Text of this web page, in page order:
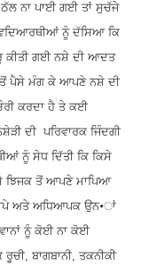
ਨਾ ਪਾਈ ਗਈ ਤਾਂ ਸੁਚੱਜੇ
ਨੂੰ ਦੱਸਿਆ ਕਿ
ਕੀਤੀ ਗਈ ਨਸ਼ੇ ਦੀ ਆਦਤ
ਤੋਂ ਪੈਸੇ ਮੰਗ ਕੇ ਆਪਣੇ ਨਸ਼ੇ ਦੀ
ਕਰਦਾ ਹੈ ਤੇ ਕਈ
ਦੀ ਪਰਿਵਾਰਕ ਜਿੰਦਗੀ
ਨੂੰ ਸੇਧ ਦਿੱਤੀ ਕਿ ਕਿਸੇ
ਝਿਜਕ ਤੋਂ ਆਪਣੇ ਮਾਪਿਆ
ਮਾਪੇ ਅਤੇ ਅਧਿਆਪਕ ਉਨ•ਾਂ
ਨੂੰ ਕੋਈ ਨਾ ਕੋਈ
ਰੂਚੀ, ਬਾਗਬਾਨੀ, ਤਕਨੀਕੀ